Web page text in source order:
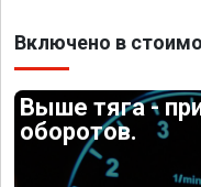
Включено в
Выше тяга -
оборотов.